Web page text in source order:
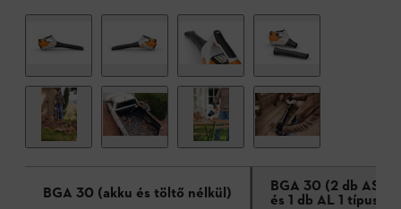
BGA 30 (akku és töltő nélkül) BGA 30 (2 db AS 2
és 1 db AL 1 típusú